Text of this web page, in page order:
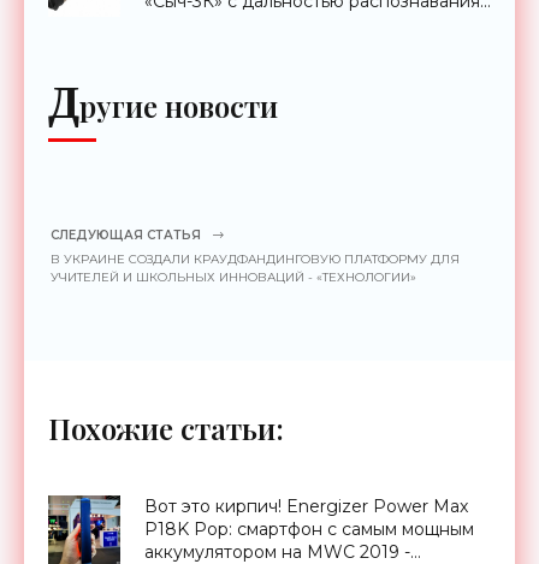
Другие новости
СЛЕДУЮЩАЯ СТАТЬЯ
В УКРАИНЕ СОЗДАЛИ КРАУДФАНДИНГОВУЮ ПЛАТФОРМУ ДЛЯ
УЧИТЕЛЕЙ И ШКОЛЬНЫХ ИННОВАЦИЙ - «ТЕХНОЛОГИИ»
Похожие статьи:
Вот это кирпич! Energizer Power Max
P18K Pop: смартфон с самым мощным
аккумулятором на MWC 2019 -